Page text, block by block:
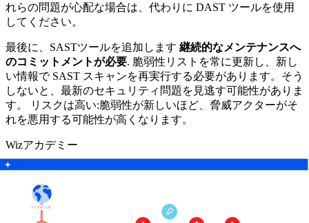
れらの問題が心配な場合は、代わりに DAST ツールを使用
してください。
最後に、SASTツールを追加します 継続的なメンテナンスへ
のコミットメントが必要. 脆弱性リストを常に更新し、新し
い情報で SAST スキャンを再実行する必要があります。そう
しないと、最新のセキュリティ問題を見逃す可能性がありま
す。 リスクは高い:脆弱性が新しいほど、脅威アクターがそ
れを悪用する可能性が高くなります。
Wizアカデミー
What is SecDevOps? + How It Differs From
DevSecOps